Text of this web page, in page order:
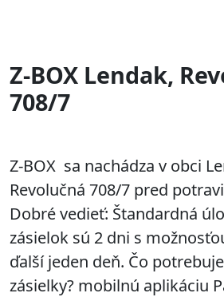
Z-BOX Lendak,
708/7
Z-BOX sa nachádza v obci
Revolučná 708/7 pred
Dobré vedieť: Štandardná
zásielok sú 2 dni s
ďalší jeden deň. Čo
zásielky? mobilnú aplikáciu